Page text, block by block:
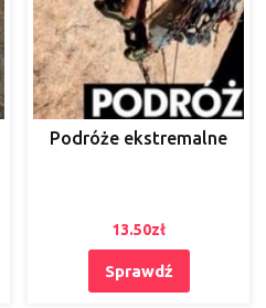
Podróże ekstremalne
13.50zł
Sprawdź